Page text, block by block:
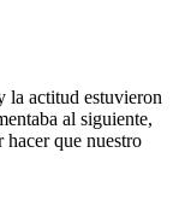
la actitud estuvieron
al siguiente,
hacer que nuestro